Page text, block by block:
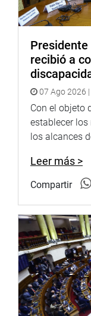
Presidente
recibió a
07 Ago 2026
Con el objeto
establecer
los alcances
Leer más >
Compartir